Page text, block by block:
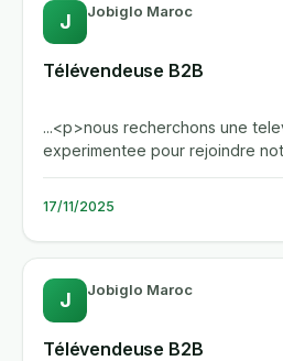
J Jobiglo Maroc
Télévendeuse B2B
...<p>nous recherchons une
experimentee pour rejoindre
commerciale a rabat. vous
17/11/2025
J Jobiglo Maroc
Télévendeuse B2B